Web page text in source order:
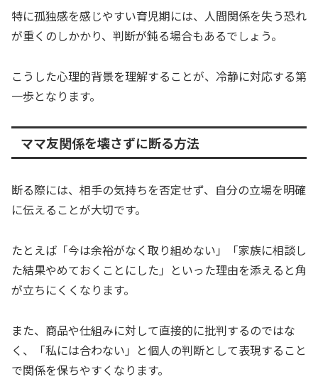
特に孤独感を感じやすい育児期には、人間関係を失う恐れ
が重くのしかかり、判断が鈍る場合もあるでしょう。
こうした心理的背景を理解することが、冷静に対応する第
一歩となります。
ママ友関係を壊さずに断る方法
断る際には、相手の気持ちを否定せず、自分の立場を明確
に伝えることが大切です。
たとえば「今は余裕がなく取り組めない」「家族に相談し
た結果やめておくことにした」といった理由を添えると角
が立ちにくくなります。
また、商品や仕組みに対して直接的に批判するのではな
く、「私には合わない」と個人の判断として表現すること
で関係を保ちやすくなります。